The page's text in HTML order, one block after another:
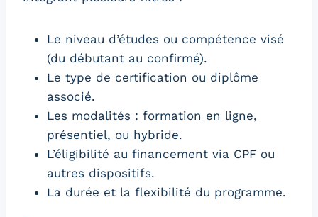
Le niveau d’études ou compétence visé
(du débutant au confirmé).
Le type de certification ou diplôme
associé.
Les modalités : formation en ligne,
présentiel, ou hybride.
L’éligibilité au financement via CPF ou
autres dispositifs.
La durée et la flexibilité du programme.